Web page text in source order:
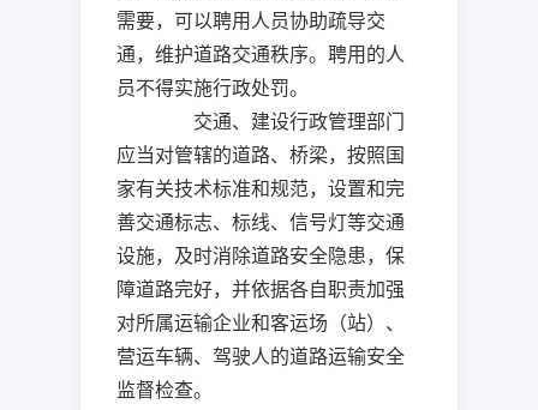
需要，可以聘用人员协助疏导交
通，维护道路交通秩序。聘用的人
员不得实施行政处罚。
交通、建设行政管理部门
应当对管辖的道路、桥梁，按照国
家有关技术标准和规范，设置和完
善交通标志、标线、信号灯等交通
设施，及时消除道路安全隐患，保
障道路完好，并依据各自职责加强
对所属运输企业和客运场（站）、
营运车辆、驾驶人的道路运输安全
监督检查。